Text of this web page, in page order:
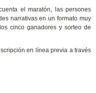
el maratón, las persones
narrativas en un formato muy
cinco ganadores y sorteo de
en línea previa a través